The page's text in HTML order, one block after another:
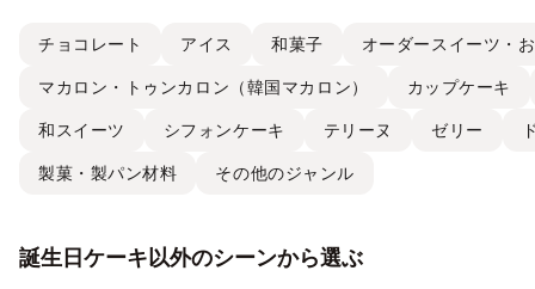
チョコレート アイス 和菓子 オーダースイーツ・
マカロン・トゥンカロン（韓国マカロン） カップケーキ
和スイーツ シフォンケーキ テリーヌ ゼリー
製菓・製パン材料 その他のジャンル
誕生日ケーキ以外のシーンから選ぶ